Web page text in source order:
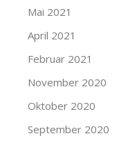
Mai 2021
April 2021
Februar 2021
November 2020
Oktober 2020
September 2020